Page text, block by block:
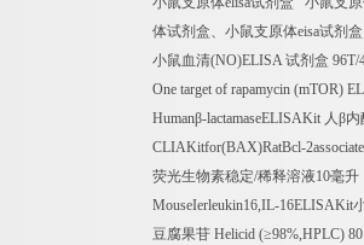
体试剂盒、小鼠支原体eisa试剂盒
小鼠血清(NO)ELISA试剂盒 96T/
One target of rapamycin (mTOR)
Humanβ-lactamaseELISAKit 人β
CLIAKitfor(BAX)RatBcl-
荧光生物素稳定/稀释溶液10毫升
MouseIerleukin16,IL-16ELISAKit
豆腐果苷 Helicid (≥98%,HPLC)